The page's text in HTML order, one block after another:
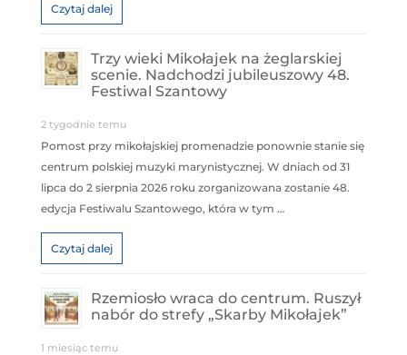
Czytaj dalej
Trzy wieki Mikołajek na żeglarskiej
scenie. Nadchodzi jubileuszowy 48.
Festiwal Szantowy
2 tygodnie temu
Pomost przy mikołajskiej promenadzie ponownie stanie się
centrum polskiej muzyki marynistycznej. W dniach od 31
lipca do 2 sierpnia 2026 roku zorganizowana zostanie 48.
edycja Festiwalu Szantowego, która w tym …
Czytaj dalej
Rzemiosło wraca do centrum. Ruszył
nabór do strefy „Skarby Mikołajek”
1 miesiąc temu